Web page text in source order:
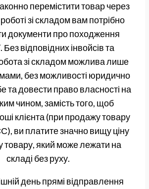
перемістити товар через
зі складом вам потрібно
документи про походження
Без відповідних інвойсів та
зі складом можлива лише
без можливості юридично
та довести право власності на
чином, замість того, щоб
клієнта (при продажу товару
ви платите значно вищу ціну
товару, який може лежати на
складі без руху.
день прямі відправлення